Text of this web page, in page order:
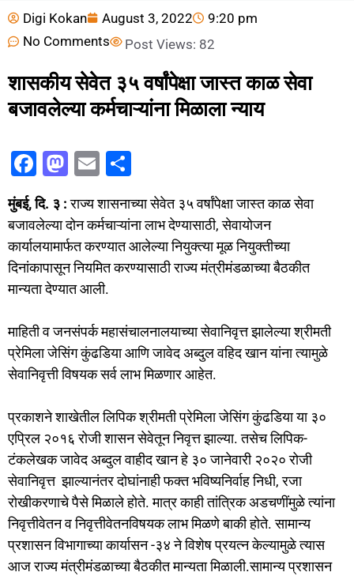
Digi Kokan August 3, 2022
9:20 pm
No Comments
Post Views: 82
शासकीय सेवेत ३५ वर्षांपेक्षा जास्त काळ सेवा
बजावलेल्या कर्मचाऱ्यांना मिळाला न्याय
F
a
c
e
b
o
k
M
st
o
d
o
E
ai
l
ar
e
मुंबई, दि. ३ :राज्य शासनाच्या सेवेत ३५ वर्षांपेक्षा जास्त काळ सेवा
बजावलेल्या दोन कर्मचाऱ्यांना लाभ देण्यासाठी, सेवायोजन
कार्यालयामार्फत करण्यात आलेल्या नियुक्त्या मूळ नियुक्तीच्या
दिनांकापासून नियमित करण्यासाठी राज्य मंत्रीमंडळाच्या बैठकीत
मान्यता देण्यात आली.
माहिती व जनसंपर्क महासंचालनालयाच्या सेवानिवृत्त झालेल्या श्रीमती
प्रेमिला जेसिंग कुंढडिया आणि जावेद अब्दुल वहिद खान यांना त्यामुळे
सेवानिवृत्ती विषयक सर्व लाभ मिळणार आहेत.
प्रकाशने शाखेतील लिपिक श्रीमती प्रेमिला जेसिंग कुंढडिया या ३०
एप्रिल २०१६ रोजी शासन सेवेतून निवृत्त झाल्या. तसेच लिपिक-
टंकलेखक जावेद अब्दुल वाहीद खान हे ३० जानेवारी २०२० रोजी
सेवानिवृत्त झाल्यानंतर दोघांनाही फक्त भविष्यनिर्वाह निधी, रजा
रोखीकरणाचे पैसे मिळाले होते. मात्र काही तांत्रिक अडचणींमुळे त्यांना
निवृत्तीवेतन व निवृत्तीवेतनविषयक लाभ मिळणे बाकी होते. सामान्य
प्रशासन विभागाच्या कार्यासन -३४ ने विशेष प्रयत्न केल्यामुळे त्यास
आज राज्य मंत्रीमंडळाच्या बैठकीत मान्यता मिळाली.सामान्य प्रशासन